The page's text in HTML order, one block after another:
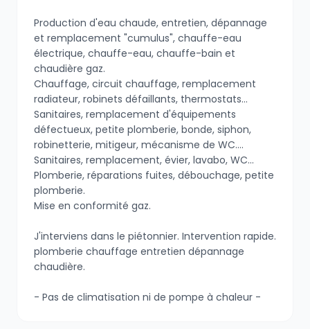
Production d'eau chaude, entretien, dépannage
et remplacement "cumulus", chauffe-eau
électrique, chauffe-eau, chauffe-bain et
chaudière gaz.
Chauffage, circuit chauffage, remplacement
radiateur, robinets défaillants, thermostats…
Sanitaires, remplacement d'équipements
défectueux, petite plomberie, bonde, siphon,
robinetterie, mitigeur, mécanisme de WC….
Sanitaires, remplacement, évier, lavabo, WC...
Plomberie, réparations fuites, débouchage, petite
plomberie.
Mise en conformité gaz.
J'interviens dans le piétonnier. Intervention rapide.
plomberie chauffage entretien dépannage
chaudière.
- Pas de climatisation ni de pompe à chaleur -